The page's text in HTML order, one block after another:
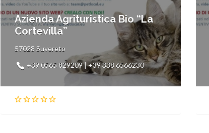
Azienda Agrituristica Bio “La
Cortevilla”
57028 Suvereto
+39 0565 829209 | +39 338 6566230